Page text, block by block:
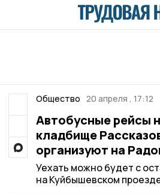
Общество 20 апреля , 17:12
Автобусные рейсы
кладбище
организуют на
Уехать можно будет с
на Куйбышевском